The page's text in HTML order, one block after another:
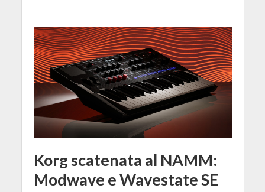
Korg scatenata al NAMM:
Modwave e Wavestate SE